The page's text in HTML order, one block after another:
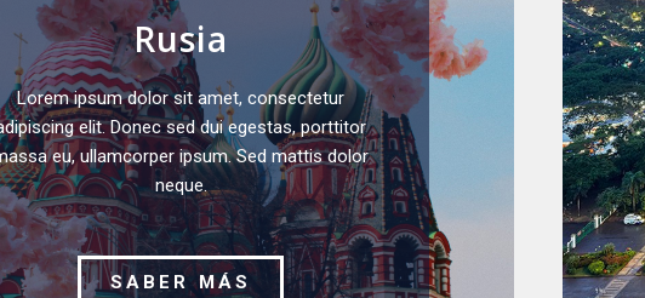
Rusia
Lorem ipsum dolor sit amet, consectetur
elit. Donec sed dui egestas, porttitor
eu, ullamcorper ipsum. Sed mattis dolor
neque.
SABER MÁS